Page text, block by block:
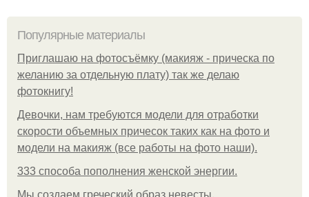
Популярные материалы
Приглашаю на фотосъёмку (макияж - прическа по
желанию за отдельную плату) так же делаю
фотокнигу!
Девочки, нам требуются модели для отработки
скорости объемных причесок таких как на фото и
модели на макияж (все работы на фото наши).
333 способа пополнения женской энергии.
Мы создаем греческий образ невесты.